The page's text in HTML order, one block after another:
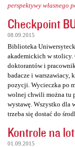
perspektywy własnego
Checkpoint
08.09.2015
Biblioteka
akademickich w stolicy.
doktorantów i
badacze i
pozycji. Wycieczka po
wolnej chwili można tu
wystawę. Wszystko dla
trzeba się dostać do
Kontrole na
01.09.2015